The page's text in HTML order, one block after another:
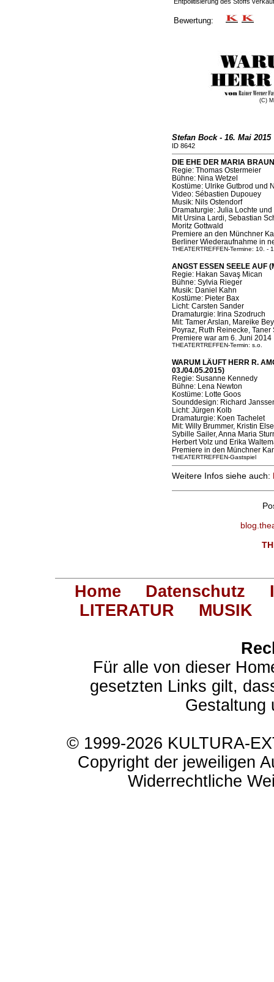
Bewertung:
(C)
Stefan Bock - 16. Mai 2015
ID 8642
DIE EHE DER MARIA
Regie: Thomas Ostermeier
Bühne: Nina Wetzel
Kostüme: Ulrike Gutbrod und
Video: Sébastien Dupouey
Musik: Nils Ostendorf
Dramaturgie: Julia Lochte
Mit Ursina Lardi, Sebastian
Moritz Gottwald
Premiere an den Münchner
Berliner Wiederaufnahme in
THEATERTREFFEN-Termine: 10. -
ANGST ESSEN SEELE AUF
Regie: Hakan Savaş Mican
Bühne: Sylvia Rieger
Musik: Daniel Kahn
Kostüme: Pieter Bax
Licht: Carsten Sander
Dramaturgie: Irina Szodruch
Mit: Tamer Arslan, Mareike
Poyraz, Ruth Reinecke,
Premiere war am 6. Juni 2014
THEATERTREFFEN-Termin: s.o.
WARUM LÄUFT HERR R.
03./04.05.2015)
Regie: Susanne Kennedy
Bühne: Lena Newton
Kostüme: Lotte Goos
Sounddesign: Richard
Licht: Jürgen Kolb
Dramaturgie: Koen Tachelet
Mit: Willy Brummer, Kristin
Sybille Sailer, Anna Maria
Herbert Volz und Erika
Premiere in den Münchner
THEATERTREFFEN-Gastspiel
Weitere Infos siehe auch:
Home Datenschutz
LITERATUR
MUSIK
Für alle von dieser
gesetzten Links gilt,
Gestaltung
© 1999-2026 KULTURA-
Copyright der jeweiligen
Widerrechtliche